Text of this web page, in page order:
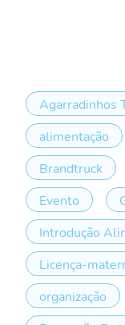
Agarradinhos
alimentação
Brandtruck
Evento
Introdução
Licença-
organização